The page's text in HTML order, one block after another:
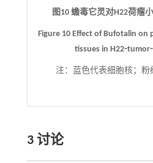
图10 蟾毒它灵对H22荷瘤
Figure 10 Effect of Bufotalin on
tissues in
注： 蓝色代表细胞核；粉
3 讨论